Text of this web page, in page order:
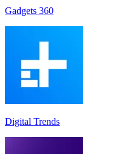
Gadgets 360
Digital Trends